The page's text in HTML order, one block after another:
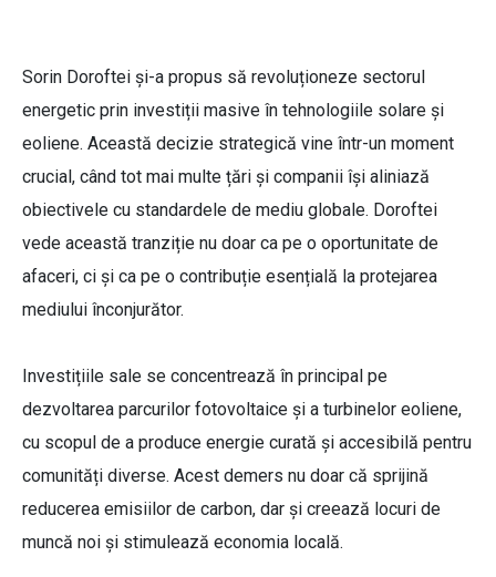
Sorin Doroftei și-a propus să revoluționeze sectorul
energetic prin investiții masive în tehnologiile solare și
eoliene. Această decizie strategică vine într-un moment
crucial, când tot mai multe țări și companii își aliniază
obiectivele cu standardele de mediu globale. Doroftei
vede această tranziție nu doar ca pe o oportunitate de
afaceri, ci și ca pe o contribuție esențială la protejarea
mediului înconjurător.
Investițiile sale se concentrează în principal pe
dezvoltarea parcurilor fotovoltaice și a turbinelor eoliene,
cu scopul de a produce energie curată și accesibilă pentru
comunități diverse. Acest demers nu doar că sprijină
reducerea emisiilor de carbon, dar și creează locuri de
muncă noi și stimulează economia locală.